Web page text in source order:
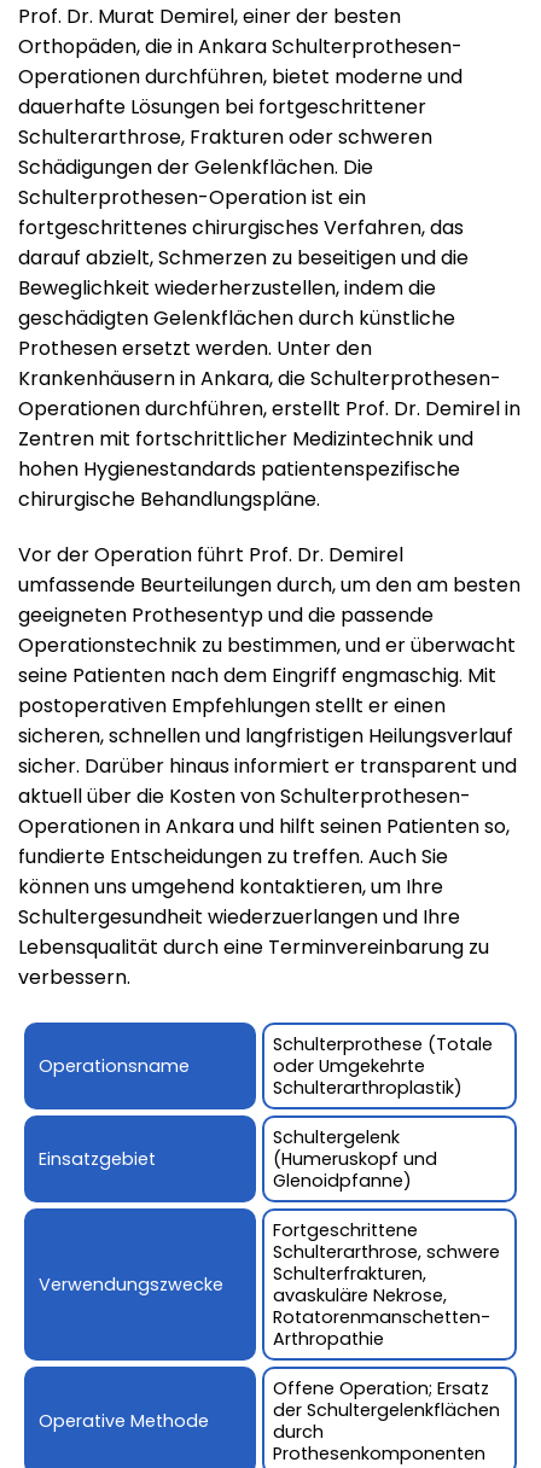
Prof. Dr. Murat Demirel, einer der besten
Orthopäden, die in Ankara Schulterprothesen-
Operationen durchführen, bietet moderne und
dauerhafte Lösungen bei fortgeschrittener
Schulterarthrose, Frakturen oder schweren
Schädigungen der Gelenkflächen. Die
Schulterprothesen-Operation ist ein
fortgeschrittenes chirurgisches Verfahren, das
darauf abzielt, Schmerzen zu beseitigen und die
Beweglichkeit wiederherzustellen, indem die
geschädigten Gelenkflächen durch künstliche
Prothesen ersetzt werden. Unter den
Krankenhäusern in Ankara, die Schulterprothesen-
Operationen durchführen, erstellt Prof. Dr. Demirel in
Zentren mit fortschrittlicher Medizintechnik und
hohen Hygienestandards patientenspezifische
chirurgische Behandlungspläne.
Vor der Operation führt Prof. Dr. Demirel
umfassende Beurteilungen durch, um den am besten
geeigneten Prothesentyp und die passende
Operationstechnik zu bestimmen, und er überwacht
seine Patienten nach dem Eingriff engmaschig. Mit
postoperativen Empfehlungen stellt er einen
sicheren, schnellen und langfristigen Heilungsverlauf
sicher. Darüber hinaus informiert er transparent und
aktuell über die Kosten von Schulterprothesen-
Operationen in Ankara und hilft seinen Patienten so,
fundierte Entscheidungen zu treffen. Auch Sie
können uns umgehend kontaktieren, um Ihre
Schultergesundheit wiederzuerlangen und Ihre
Lebensqualität durch eine Terminvereinbarung zu
verbessern.
Operationsname
Schulterprothese (Totale
oder Umgekehrte
Schulterarthroplastik)
Einsatzgebiet
Schultergelenk
(Humeruskopf und
Glenoidpfanne)
Verwendungszwecke
Fortgeschrittene
Schulterarthrose, schwere
Schulterfrakturen,
avaskuläre Nekrose,
Rotatorenmanschetten-
Arthropathie
Operative Methode
Offene Operation; Ersatz
der Schultergelenkflächen
durch
Prothesenkomponenten